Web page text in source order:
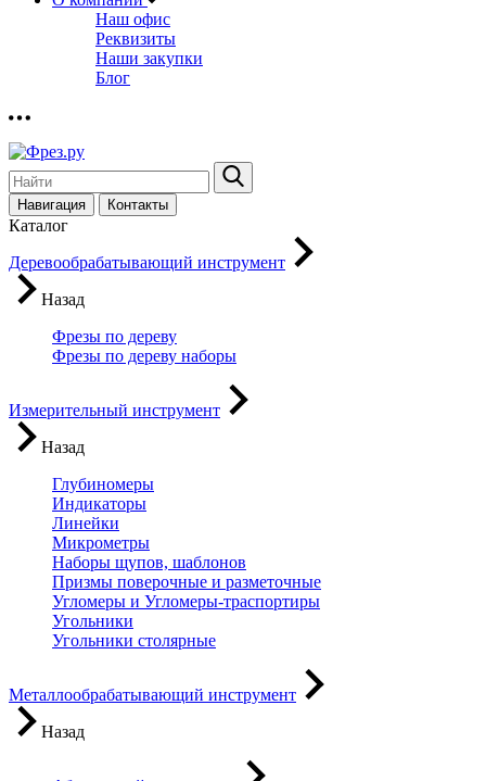
Наш офис
Реквизиты
Наши закупки
Блог
Навигация Контакты
Каталог
Деревообрабатывающий инструмент
Назад
Фрезы по дереву
Фрезы по дереву наборы
Измерительный инструмент
Назад
Глубиномеры
Индикаторы
Линейки
Микрометры
Наборы щупов, шаблонов
Призмы поверочные и разметочные
Угломеры и Угломеры-траспортиры
Угольники
Угольники столярные
Металлообрабатывающий инструмент
Назад